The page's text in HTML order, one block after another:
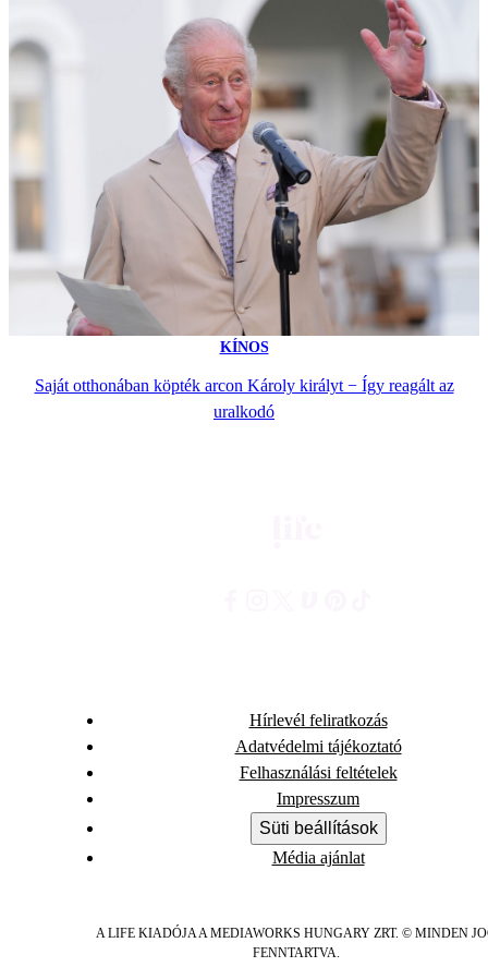
KÍNOS
Saját otthonában köpték arcon Károly királyt − Így reagált az
uralkodó
Hírlevél feliratkozás
Adatvédelmi tájékoztató
Felhasználási feltételek
Impresszum
Süti beállítások
Média ajánlat
A LIFE KIADÓJA A MEDIAWORKS HUNGARY ZRT. © MINDEN
FENNTARTVA.